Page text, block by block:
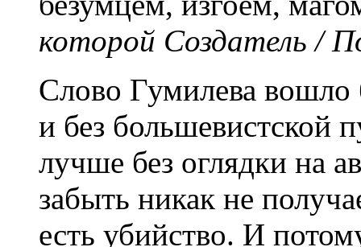
которой Создатель /
Слово Гумилева вошло
и без большевистской
лучше без оглядки на
забыть никак не
есть убийство. И